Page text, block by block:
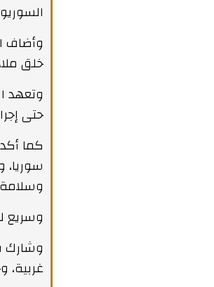
وأضاف
خلق
وتعهد
حتى
كما
وسريع
وشارك